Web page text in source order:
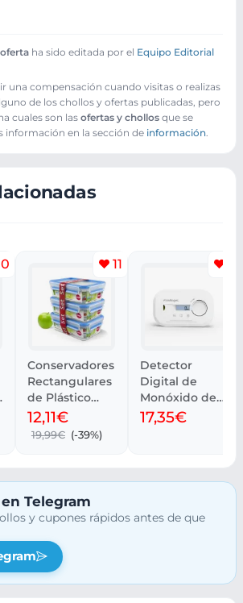
oferta ha sido editada por el Equipo Editorial
una compensación cuando visitas o realizas
de los chollos y ofertas publicadas, pero
cuales son las ofertas y chollos que se
información en la sección de información
0 11
Conservadores
Rectangulares
de Plástico
Herméticos
(Set 3)
12,11€
19,99€ (-39%)
Detector
Digital de
Monóxido de
Carbono
FireAngel
17,35€
Telegram
y cupones rápidos antes de que